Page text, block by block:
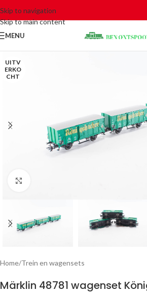
Skip to navigation
Skip to main content
MENU
UITV
ERKO
CHT
Home/Trein en wagensets
Märklin 48781 wagenset